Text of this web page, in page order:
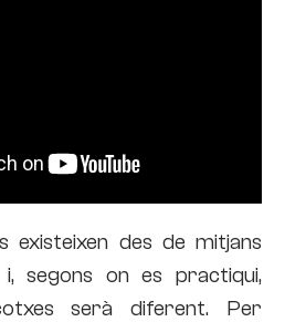
existeixen des de mitjans
segons on es practiqui,
serà diferent. Per